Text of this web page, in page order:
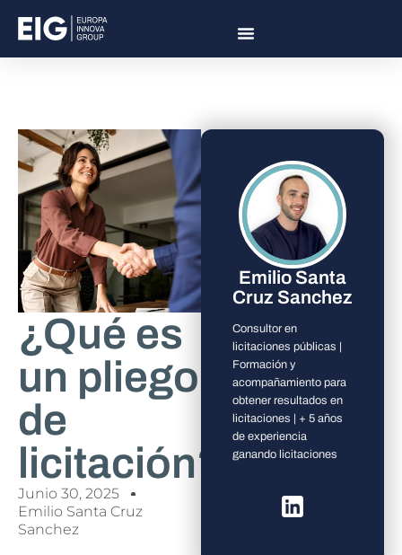
¿Qué es
un pliego
de
licitación?
Junio 30, 2025
Emilio Santa Cruz
Sanchez
Emilio Santa
Cruz Sanchez
Consultor en
licitaciones públicas |
Formación y
acompañamiento para
obtener resultados en
licitaciones | + 5 años
de experiencia
ganando licitaciones